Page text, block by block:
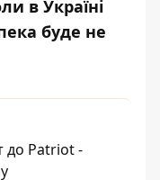
в Україні
буде не
до Patriot -